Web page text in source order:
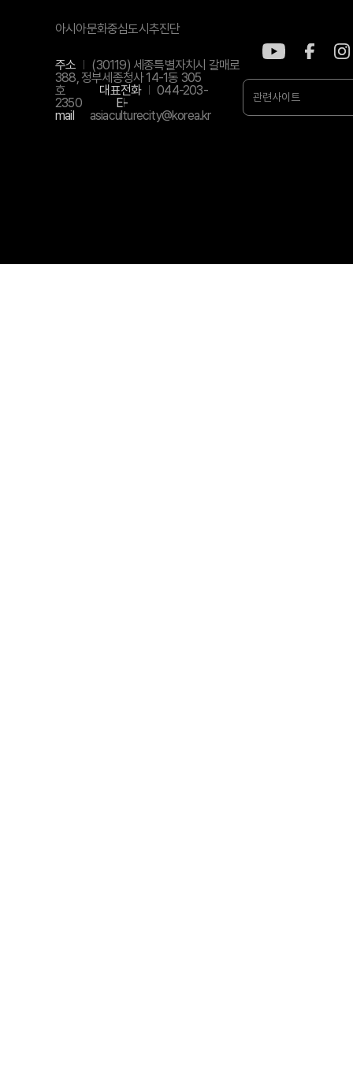
아시아문화중심도시추진단
주소
(30119) 세종특별자치시 갈매로
388, 정부세종청사 14-1동 305
호
대표전화
044-203-
2350
E-
mail
asiaculturecity@korea.kr
관련사이트